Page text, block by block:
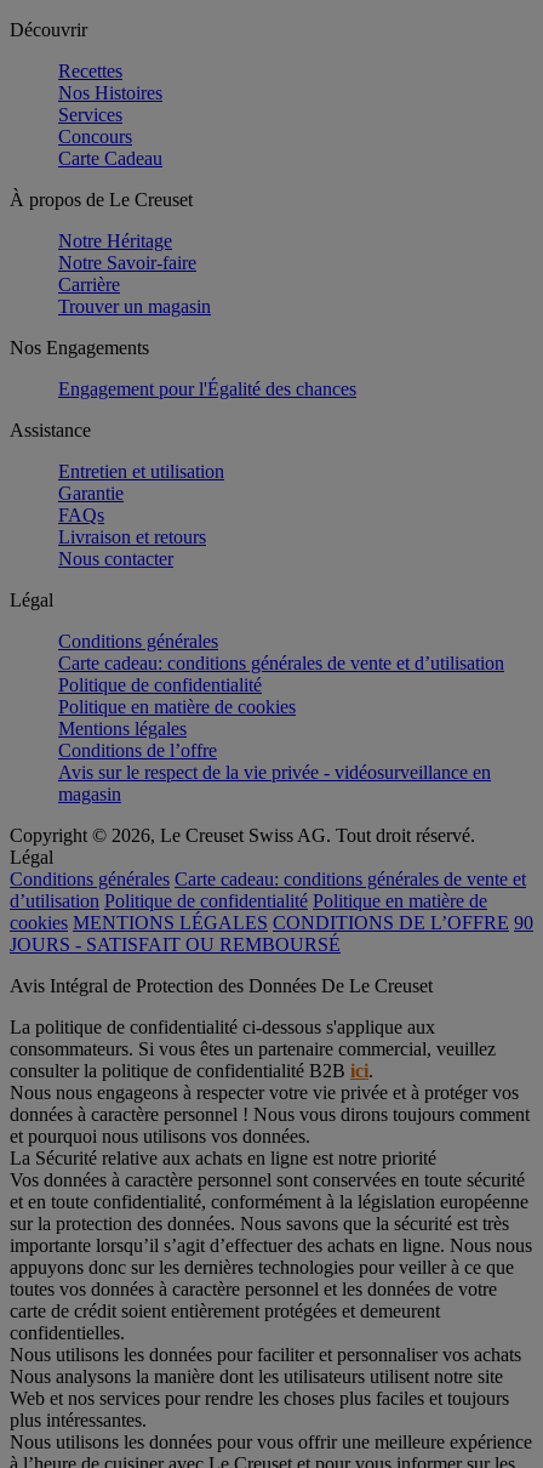
Découvrir
Recettes
Nos Histoires
Services
Concours
Carte Cadeau
À propos de Le Creuset
Notre Héritage
Notre Savoir-faire
Carrière
Trouver un magasin
Nos Engagements
Engagement pour l'Égalité des chances
Assistance
Entretien et utilisation
Garantie
FAQs
Livraison et retours
Nous contacter
Légal
Conditions générales
Carte cadeau: conditions générales de vente et d’utilisation
Politique de confidentialité
Politique en matière de cookies
Mentions légales
Conditions de l’offre
Avis sur le respect de la vie privée - vidéosurveillance en
magasin
Copyright © 2026, Le Creuset Swiss AG. Tout droit réservé.
Légal
Conditions générales Carte cadeau: conditions générales de vente et
d’utilisation Politique de confidentialité Politique en matière de
cookies MENTIONS LÉGALES CONDITIONS DE L’OFFRE 90
JOURS - SATISFAIT OU REMBOURSÉ
Avis Intégral de Protection des Données De Le Creuset
La politique de confidentialité ci-dessous s'applique aux
consommateurs. Si vous êtes un partenaire commercial, veuillez
consulter la politique de confidentialité B2B ici.
Nous nous engageons à respecter votre vie privée et à protéger vos
données à caractère personnel ! Nous vous dirons toujours comment
et pourquoi nous utilisons vos données.
La Sécurité relative aux achats en ligne est notre priorité
Vos données à caractère personnel sont conservées en toute sécurité
et en toute confidentialité, conformément à la législation européenne
sur la protection des données. Nous savons que la sécurité est très
importante lorsqu’il s’agit d’effectuer des achats en ligne. Nous nous
appuyons donc sur les dernières technologies pour veiller à ce que
toutes vos données à caractère personnel et les données de votre
carte de crédit soient entièrement protégées et demeurent
confidentielles.
Nous utilisons les données pour faciliter et personnaliser vos achats
Nous analysons la manière dont les utilisateurs utilisent notre site
Web et nos services pour rendre les choses plus faciles et toujours
plus intéressantes.
Nous utilisons les données pour vous offrir une meilleure expérience
à l’heure de cuisiner avec Le Creuset et pour vous informer sur les